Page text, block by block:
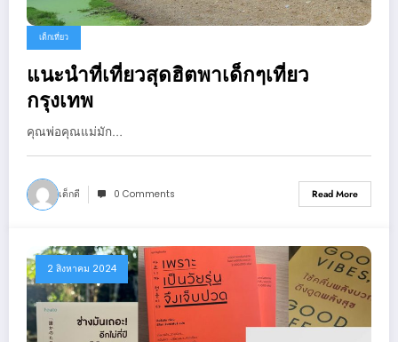
เด็กเที่ยว
แนะนำที่เที่ยวสุดฮิตพาเด็กๆเที่ยว
กรุงเทพ
คุณพ่อคุณแม่มัก…
เด็กดี 0 Comments Read More
2 สิงหาคม 2024